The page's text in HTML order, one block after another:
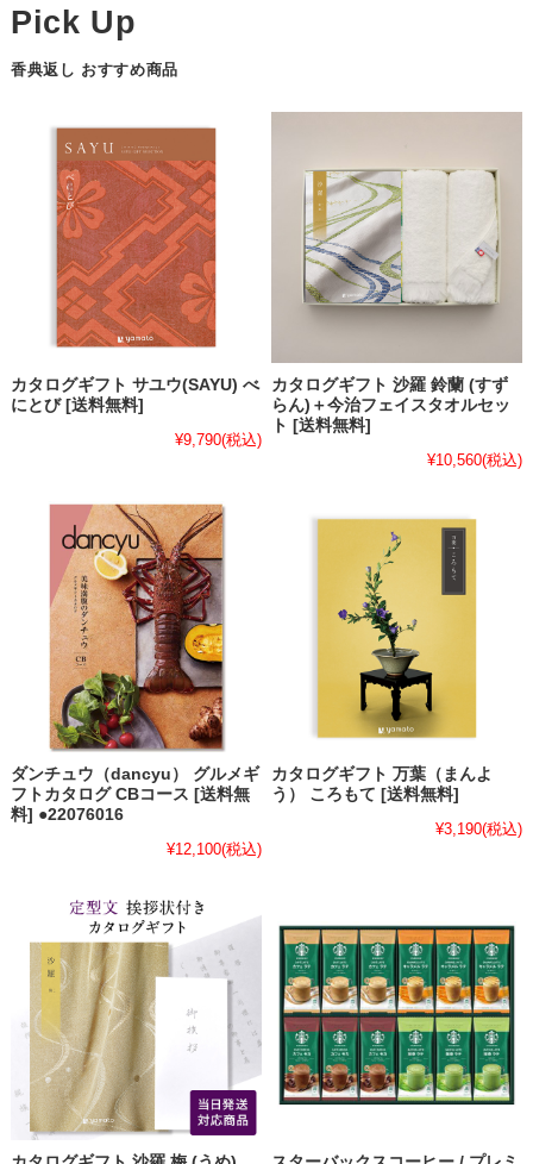
香典返し おすすめ商品
カタログギフト サユウ(SAYU) べ
にとび [送料無料]
¥9,790(税込)
カタログギフト 沙羅 鈴蘭 (すず
らん)＋今治フェイスタオルセッ
ト [送料無料]
¥10,560(税込)
ダンチュウ（dancyu） グルメギ
フトカタログ CBコース [送料無
料] ●22076016
¥12,100(税込)
カタログギフト 万葉（まんよ
う） ころもて [送料無料]
¥3,190(税込)